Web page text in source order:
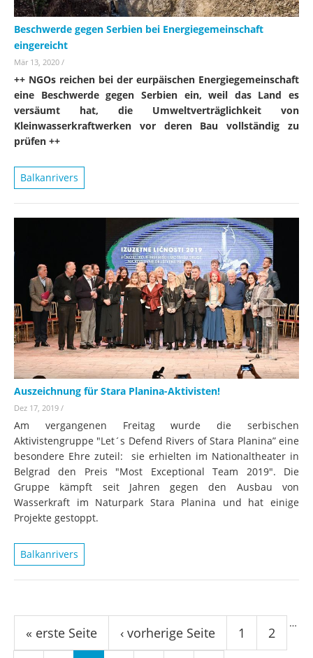
Beschwerde gegen Serbien bei Energiegemeinschaft
eingereicht
Mär 13, 2020 /
++ NGOs reichen bei der eurpäischen Energiegemeinschaft
eine Beschwerde gegen Serbien ein, weil das Land es
versäumt hat, die Umweltverträglichkeit von
Kleinwasserkraftwerken vor deren Bau vollständig zu
prüfen ++
Balkanrivers
Auszeichnung für Stara Planina-Aktivisten!
Dez 17, 2019 /
Am vergangenen Freitag wurde die serbischen
Aktivistengruppe "Let´s Defend Rivers of Stara Planina” eine
besondere Ehre zuteil: sie erhielten im Nationaltheater in
Belgrad den Preis "Most Exceptional Team 2019". Die
Gruppe kämpft seit Jahren gegen den Ausbau von
Wasserkraft im Naturpark Stara Planina und hat einige
Projekte gestoppt.
Balkanrivers
Seiten
« erste Seite ‹ vorherige Seite 1 2
…